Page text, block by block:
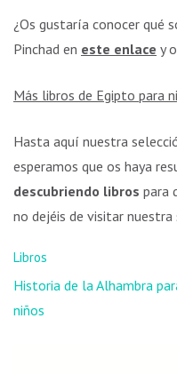
¿Os gustaría conocer qué
Pinchad en este enlace y
Más libros de Egipto para
Hasta aquí nuestra
esperamos que os haya
descubriendo libros para
no dejéis de visitar nuestra
Libros
Navegación
de
Historia de la Alhambra
niños